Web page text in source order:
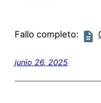
Fallo completo:
junio 26, 2025